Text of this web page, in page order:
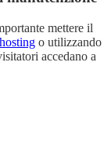
mettere il
o utilizzando
accedano a